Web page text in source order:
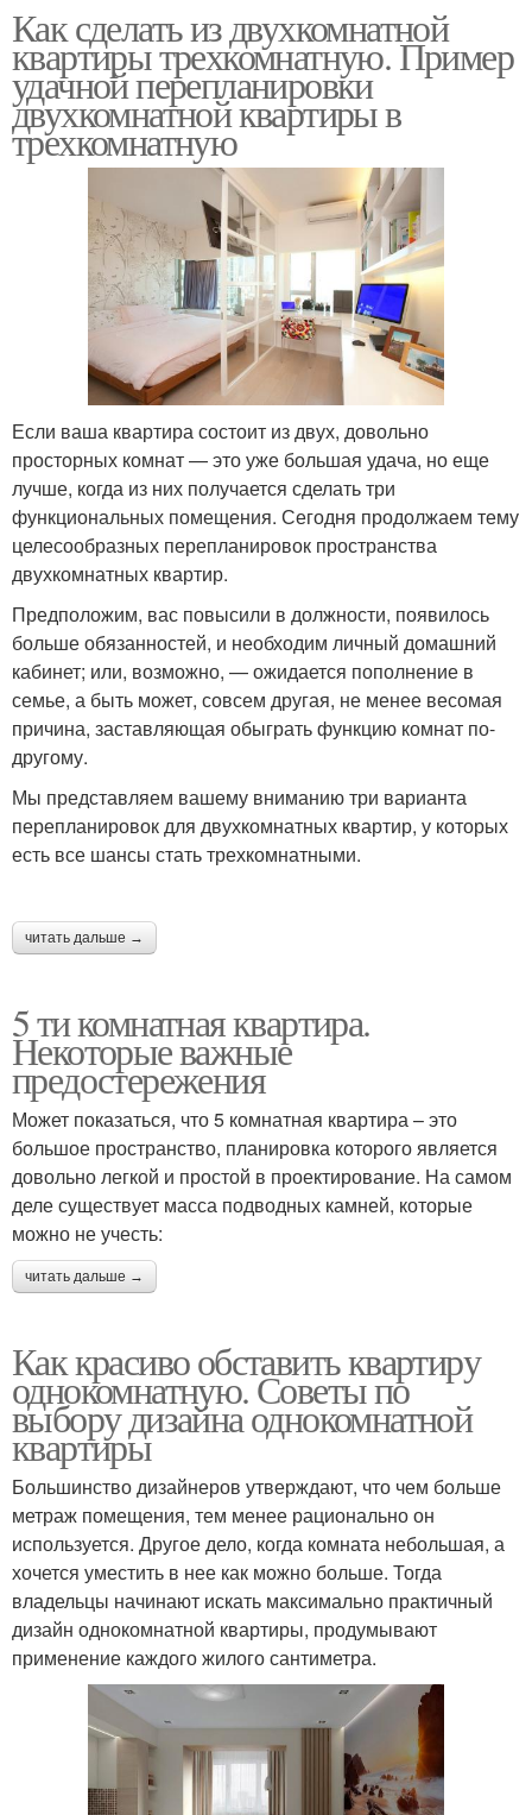
Как сделать из двухкомнатной
квартиры трехкомнатную. Пример
удачной перепланировки
двухкомнатной квартиры в
трехкомнатную
Если ваша квартира состоит из двух, довольно
просторных комнат — это уже большая удача, но еще
лучше, когда из них получается сделать три
функциональных помещения. Сегодня продолжаем тему
целесообразных перепланировок пространства
двухкомнатных квартир.
Предположим, вас повысили в должности, появилось
больше обязанностей, и необходим личный домашний
кабинет; или, возможно, — ожидается пополнение в
семье, а быть может, совсем другая, не менее весомая
причина, заставляющая обыграть функцию комнат по-
другому.
Мы представляем вашему вниманию три варианта
перепланировок для двухкомнатных квартир, у которых
есть все шансы стать трехкомнатными.
читать дальше →
5 ти комнатная квартира.
Некоторые важные
предостережения
Может показаться, что 5 комнатная квартира – это
большое пространство, планировка которого является
довольно легкой и простой в проектирование. На самом
деле существует масса подводных камней, которые
можно не учесть:
читать дальше →
Как красиво обставить квартиру
однокомнатную. Советы по
выбору дизайна однокомнатной
квартиры
Большинство дизайнеров утверждают, что чем больше
метраж помещения, тем менее рационально он
используется. Другое дело, когда комната небольшая, а
хочется уместить в нее как можно больше. Тогда
владельцы начинают искать максимально практичный
дизайн однокомнатной квартиры, продумывают
применение каждого жилого сантиметра.